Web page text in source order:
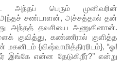
பெரும் முனிவரின்
சண்டாளன், அச்சத்தால் தன்
அந்தத் தவசியை அணுகினான்.
குவித்து, கண்ணீரால் குளித்த
{விஷ்வாமித்திரரிடம்}, “ஓ!
இங்கே என்ன தேடுகிறீர்?” என்று